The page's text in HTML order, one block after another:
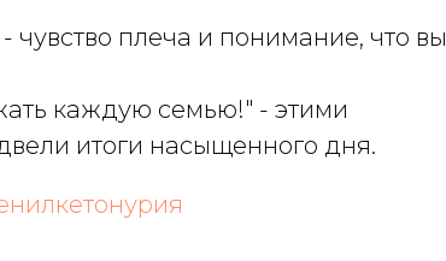
чувство плеча и понимание, что вы
каждую семью!" - этими
итоги насыщенного дня.